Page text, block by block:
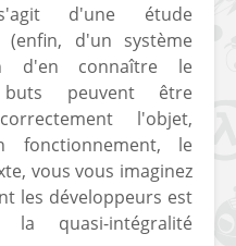
d'une étude
d'un système
d'en connaître le
buts peuvent être
l'objet,
le
vous vous imaginez
les développeurs est
quasi-intégralité
de
est
[Switch]
nouveaux
SX Lite
[Switch]
SX Lite :
prévoir
de test